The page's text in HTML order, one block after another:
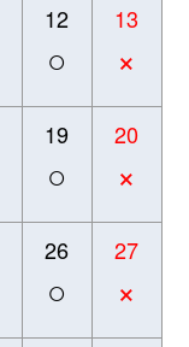
12
○
13
×
19
○
20
×
26
○
27
×